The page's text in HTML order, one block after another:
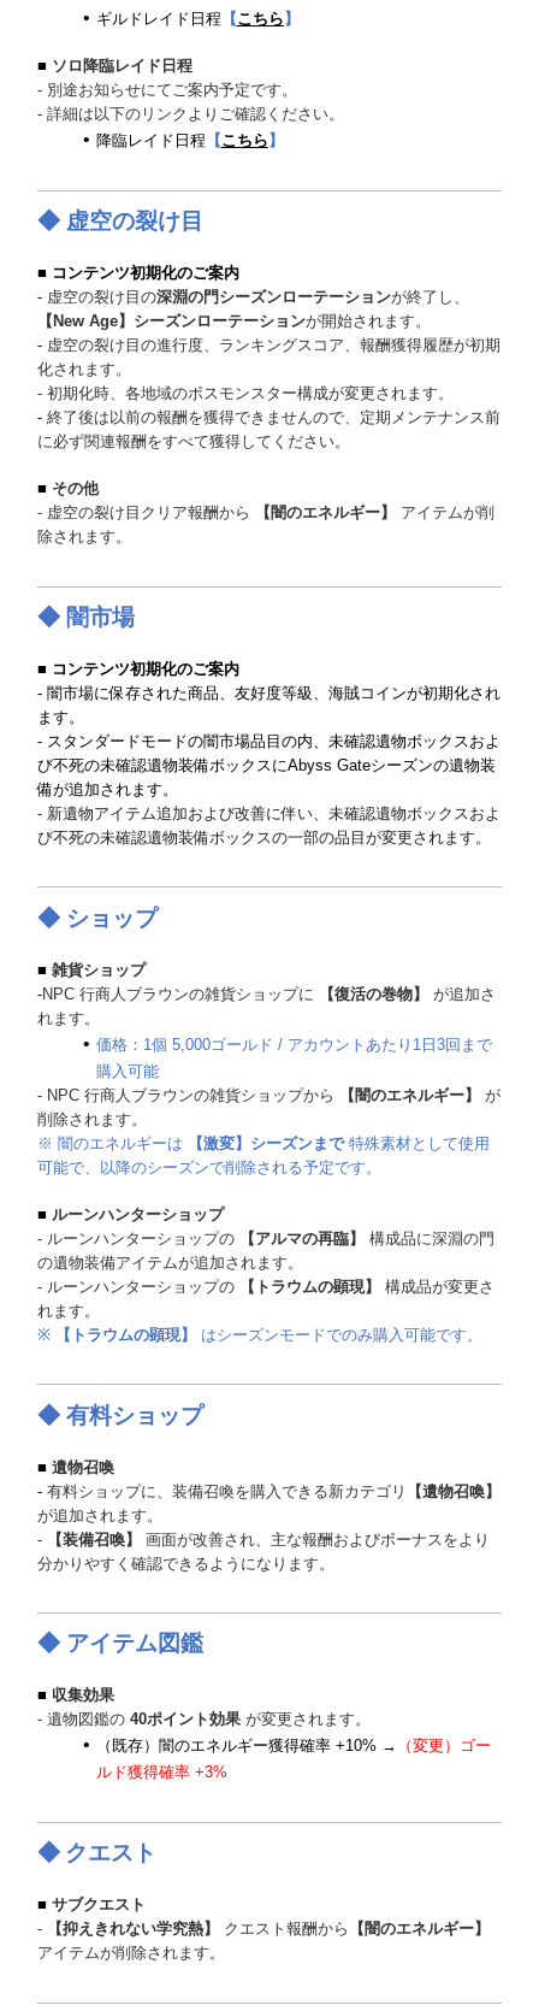
ギルドレイド日程 【 こちら 】
■ ソロ降臨レイド日程
- 別途お知らせにてご案内予定です。
-詳細は以下のリンクよりご確認ください。
降臨レイド日程 【 こちら 】
◆ 虚空の裂け目
■ コンテンツ初期化のご案内
- 虚空の裂け目の深淵の門シーズンローテーションが終了し、
【New Age】シーズンローテーションが開始されます。
- 虚空の裂け目の進行度、ランキングスコア、報酬獲得履歴が初期
化されます。
- 初期化時、各地域のボスモンスター構成が変更されます。
-終了後は以前の報酬を獲得できませんので、定期メンテナンス前
に必ず関連報酬をすべて獲得してください。
■ その他
- 虚空の裂け目クリア報酬から
【闇のエネルギー】
アイテムが削
除されます。
◆ 闇市場
■ コンテンツ初期化のご案内
- 闇市場に保存された商品、友好度等級、海賊コインが初期化され
ます。
- スタンダードモードの闇市場品目の内、未確認遺物ボックスおよ
び不死の未確認遺物装備ボックスにAbyss Gateシーズンの遺物装
備が追加されます。
- 新遺物アイテム追加および改善に伴い、未確認遺物ボックスおよ
び不死の未確認遺物装備ボックスの一部の品目が変更されます。
◆ ショップ
■雑貨ショップ
-NPC 行商人ブラウンの雑貨ショップに 【復活の巻物】
が追加さ
れます。
価格：1個 5,000ゴールド / アカウントあたり1日3回まで
購入可能
- NPC 行商人ブラウンの雑貨ショップから
【闇のエネルギー】
が
削除されます。
※ 闇のエネルギーは
【激変】シーズンまで特殊素材として使用
可能で、以降のシーズンで削除される予定です。
■ ルーンハンターショップ
- ルーンハンターショップの
【アルマの再臨】
構成品に深淵の門
の遺物装備アイテムが追加されます。
- ルーンハンターショップの
【トラウムの顕現】
構成品が変更さ
れます。
※
【トラウムの顕現】 はシーズンモードでのみ購入可能です。
◆ 有料ショップ
■遺物召喚
-有料ショップに、装備召喚を購入できる新カテゴリ
【遺物召喚】
が追加されます。
-
【装備召喚】
画面が改善され、主な報酬およびボーナスをより
分かりやすく確認できるようになります。
◆ アイテム図鑑
■ 収集効果
- 遺物図鑑の40ポイント効果 が変更されます。
（既存）闇のエネルギー獲得確率 +10% →
（変更）ゴー
ルド獲得確率 +3%
◆ クエスト
■サブクエスト
-
【抑えきれない学究熱】 クエスト報酬から
【闇のエネルギー】
アイテムが削除されます。